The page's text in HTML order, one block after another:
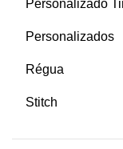
Personalizado
Personalizados
Régua
Stitch